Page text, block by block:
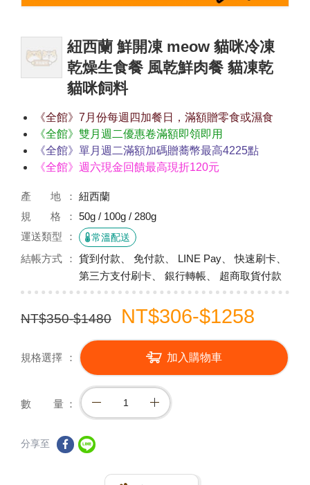
紐西蘭 鮮開凍 meow 貓咪冷凍
乾燥生食餐 風乾鮮肉餐 貓凍乾
貓咪飼料
《全館》7月份每週四加餐日，滿額贈零食或濕食
《全館》雙月週二優惠卷滿額即領即用
《全館》單月週二滿額加碼贈蕎幣最高4225點
《全館》週六現金回饋最高現折120元
產 地
紐西蘭
規 格
50g / 100g / 280g
運送類型
常溫配送
結帳方式
貨到付款、 免付款、 LINE Pay、 快速刷卡、
第三方支付刷卡、 銀行轉帳、 超商取貨付款
NT$350-$1480 NT$306-$1258
規格選擇 加入購物車
數 量
分享至